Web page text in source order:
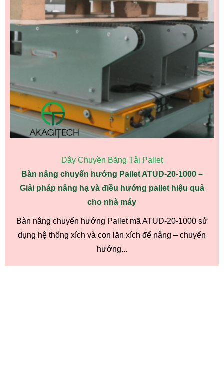
Dây Chuyền Băng Tải Pallet
Bàn nâng chuyển hướng Pallet ATUD-20-1000 –
Giải pháp nâng hạ và điều hướng pallet hiệu quả
cho nhà máy
Bàn nâng chuyển hướng Pallet mã ATUD-20-1000 sử
dụng hệ thống xích và con lăn xích để nâng – chuyển
hướng...